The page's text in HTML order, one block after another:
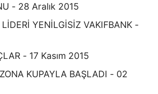
- 28 Aralık 2015
YENİLGİSİZ VAKIFBANK -
- 17 Kasım 2015
KUPAYLA BAŞLADI - 02